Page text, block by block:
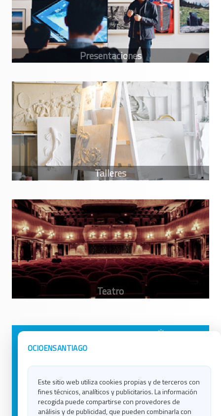
OCIOENSANTIAGO
Este sitio web utiliza cookies propias y de terceros con
fines técnicos, analíticos y publicitarios. La información
recogida puede compartirse con provedores de
análisis y de publicidad, que pueden combinarla con
Avisos Legales
Contacto
Política de Cookies
Ocio en Lugo
Ocio en Ourense
Ocio en Pontevedra